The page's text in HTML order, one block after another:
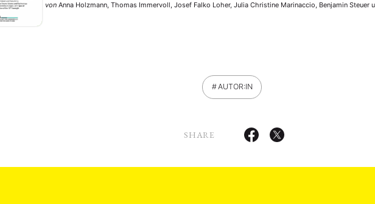
von Anna Holzmann, Thomas Immervoll, Josef Falko Loher, Julia Christine Marinaccio, Benjamin Steuer
AUTOR:IN
SHARE